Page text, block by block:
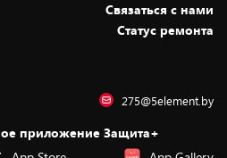
Cвязаться с нами
Статус ремонта
275@5element.by
приложение Защита+